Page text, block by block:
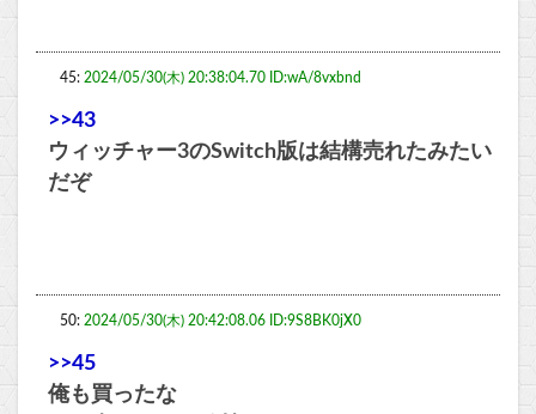
45: 2024/05/30(木) 20:38:04.70 ID:wA/8vxbnd
>>43
ウィッチャー3のSwitch版は結構売れたみたい
だぞ
50: 2024/05/30(木) 20:42:08.06 ID:9S8BK0jX0
>>45
俺も買ったな